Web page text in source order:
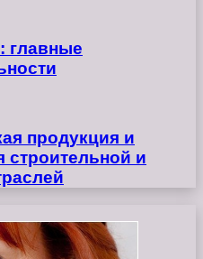
главные
продукция и
строительной и